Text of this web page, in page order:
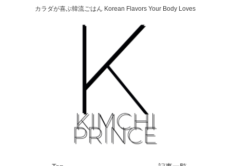
カラダが喜ぶ韓流ごはん Korean Flavors Your Body Loves